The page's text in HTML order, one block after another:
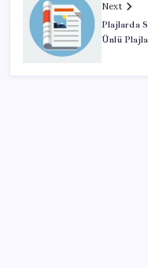
Next
Plajlarda
Ünlü